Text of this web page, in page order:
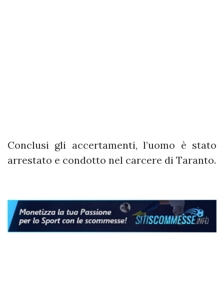
Conclusi gli accertamenti, l’uomo è stato
arrestato e condotto nel carcere di Taranto.